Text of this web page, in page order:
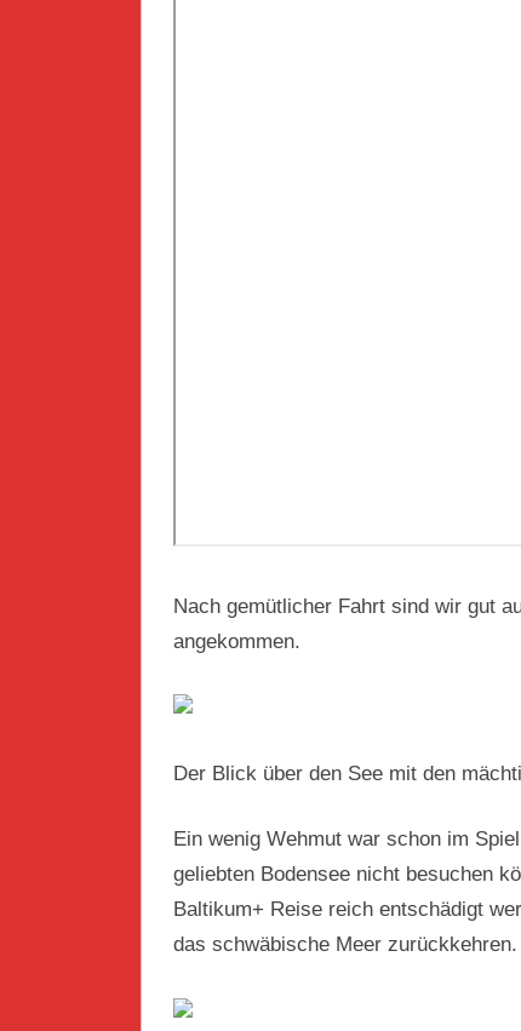
Nach gemütlicher Fahrt sind wir gut
angekommen.
Der Blick über den See mit den
Ein wenig Wehmut war schon im
geliebten Bodensee nicht besuchen
Baltikum+ Reise reich entschädigt
das schwäbische Meer zurückkehren.